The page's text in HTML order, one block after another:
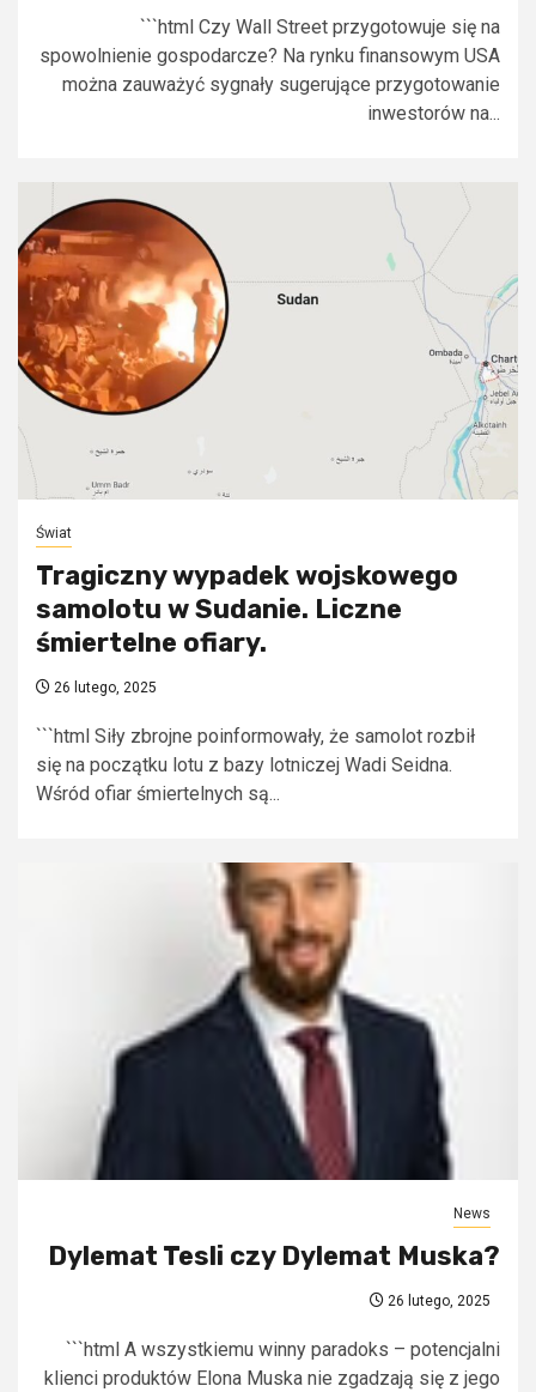
```html Czy Wall Street przygotowuje się na
spowolnienie gospodarcze? Na rynku finansowym USA
można zauważyć sygnały sugerujące przygotowanie
inwestorów na...
Świat
Tragiczny wypadek wojskowego
samolotu w Sudanie. Liczne
śmiertelne ofiary.
26 lutego, 2025
```html Siły zbrojne poinformowały, że samolot rozbił
się na początku lotu z bazy lotniczej Wadi Seidna.
Wśród ofiar śmiertelnych są...
News
Dylemat Tesli czy Dylemat Muska?
26 lutego, 2025
```html A wszystkiemu winny paradoks – potencjalni
klienci produktów Elona Muska nie zgadzają się z jego